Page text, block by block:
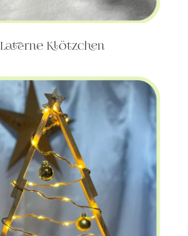
Laterne Klötzchen